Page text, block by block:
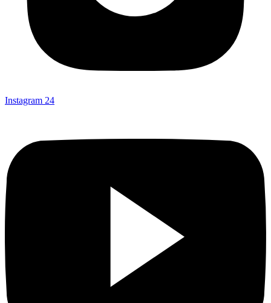
Instagram 24